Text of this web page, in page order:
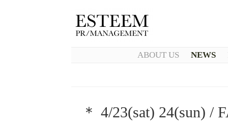
ABOUT US NEWS
＊ 4/23(sat) 24(sun) /